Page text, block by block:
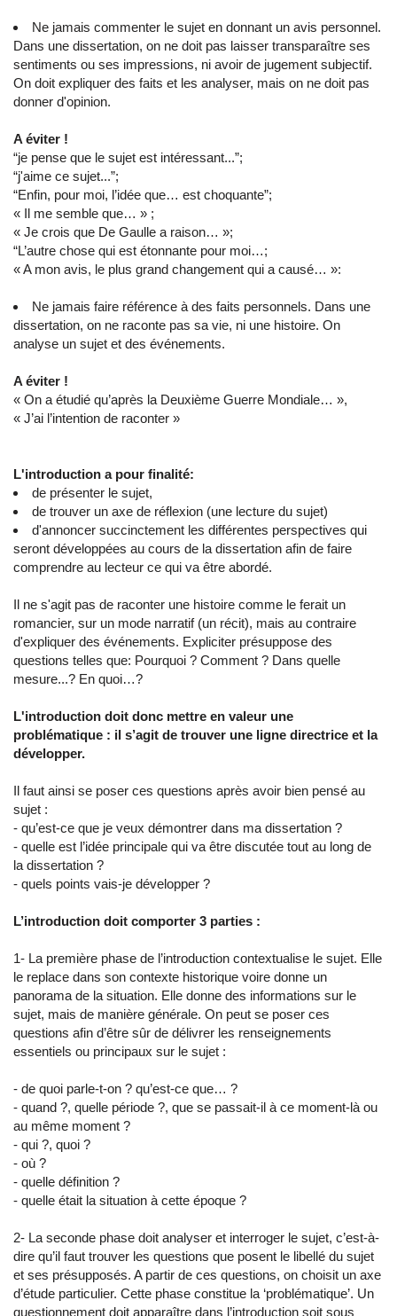
Ne jamais commenter le sujet en donnant un avis personnel.
Dans une dissertation, on ne doit pas laisser transparaître ses
sentiments ou ses impressions, ni avoir de jugement subjectif.
On doit expliquer des faits et les analyser, mais on ne doit pas
donner d'opinion.
A éviter !
“je pense que le sujet est intéressant...”;
“j'aime ce sujet...”;
“Enfin, pour moi, l’idée que… est choquante”;
« Il me semble que… » ;
« Je crois que De Gaulle a raison… »;
“L’autre chose qui est étonnante pour moi…;
« A mon avis, le plus grand changement qui a causé… »:
Ne jamais faire référence à des faits personnels. Dans une
dissertation, on ne raconte pas sa vie, ni une histoire. On
analyse un sujet et des événements.
A éviter !
« On a étudié qu’après la Deuxième Guerre Mondiale… »,
« J’ai l’intention de raconter »
L'introduction a pour finalité:
de présenter le sujet,
de trouver un axe de réflexion (une lecture du sujet)
d'annoncer succinctement les différentes perspectives qui
seront développées au cours de la dissertation afin de faire
comprendre au lecteur ce qui va être abordé.
Il ne s'agit pas de raconter une histoire comme le ferait un
romancier, sur un mode narratif (un récit), mais au contraire
d'expliquer des événements. Expliciter présuppose des
questions telles que: Pourquoi ? Comment ? Dans quelle
mesure...? En quoi…?
L'introduction doit donc mettre en valeur une
problématique : il s’agit de trouver une ligne directrice et la
développer.
Il faut ainsi se poser ces questions après avoir bien pensé au
sujet :
- qu’est-ce que je veux démontrer dans ma dissertation ?
- quelle est l’idée principale qui va être discutée tout au long de
la dissertation ?
- quels points vais-je développer ?
L’introduction doit comporter 3 parties :
1- La première phase de l’introduction contextualise le sujet. Elle
le replace dans son contexte historique voire donne un
panorama de la situation. Elle donne des informations sur le
sujet, mais de manière générale. On peut se poser ces
questions afin d’être sûr de délivrer les renseignements
essentiels ou principaux sur le sujet :
- de quoi parle-t-on ? qu’est-ce que… ?
- quand ?, quelle période ?, que se passait-il à ce moment-là ou
au même moment ?
- qui ?, quoi ?
- où ?
- quelle définition ?
- quelle était la situation à cette époque ?
2- La seconde phase doit analyser et interroger le sujet, c’est-à-
dire qu’il faut trouver les questions que posent le libellé du sujet
et ses présupposés. A partir de ces questions, on choisit un axe
d’étude particulier. Cette phase constitue la ‘problématique’. Un
questionnement doit apparaître dans l’introduction soit sous